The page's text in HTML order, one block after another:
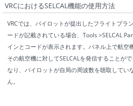
VRCにおけるSELCAL機能の使用方法
VRCでは、パイロットが提出したフライトプラ
ードが記載されている場合、Tools >SELCAL
インとコードが表示されます。パネル上で航空
その航空機に対してSELCALを発信することが
なり、パイロットが自局の周波数を聴取してい
ん。